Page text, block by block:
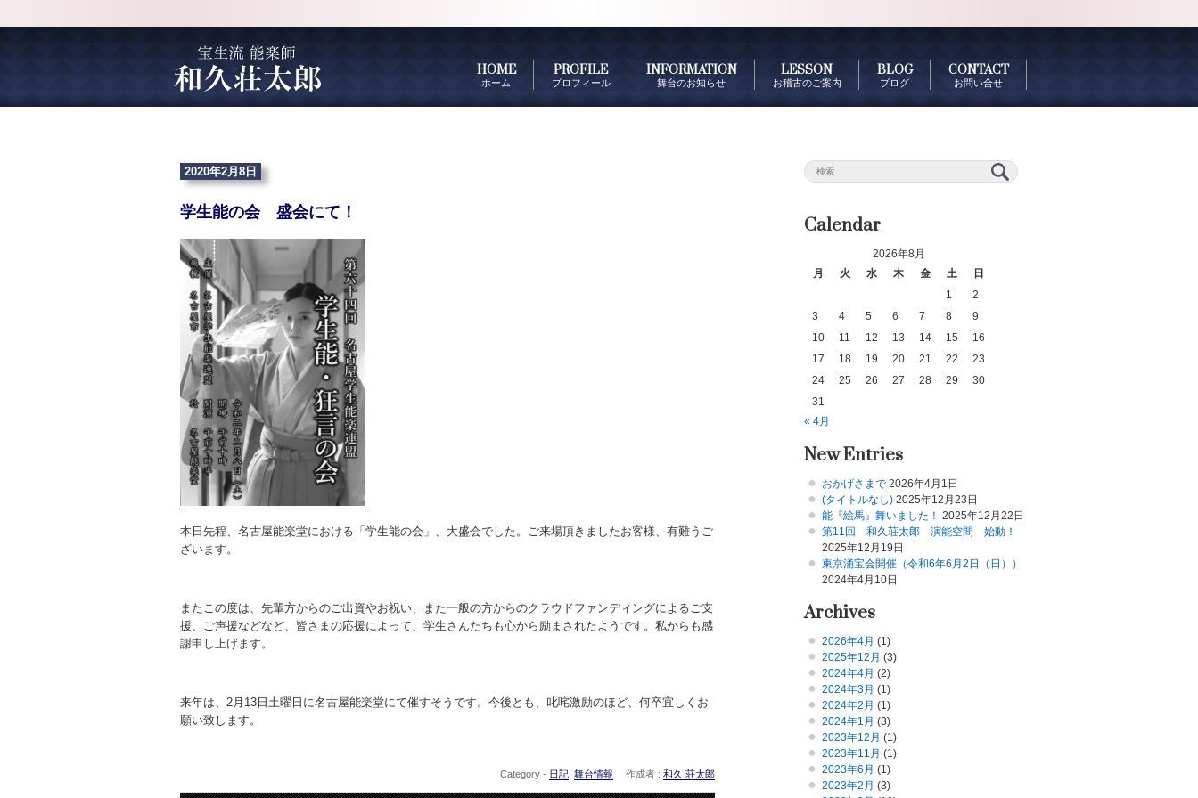
HOME
ホーム
PROFILE
プロフィール
INFORMATION
舞台のお知らせ
LESSON
お稽古のご案内
BLOG
ブログ
CONTACT
お問い合せ
2020年2月8日
学生能の会 盛会にて！
本日先程、名古屋能楽堂における「学生能の会」、大盛会でした。ご来場頂きましたお客様、有難うご
ざいます。
またこの度は、先輩方からのご出資やお祝い、また一般の方からのクラウドファンディングによるご支
援、ご声援などなど、皆さまの応援によって、学生さんたちも心から励まされたようです。私からも感
謝申し上げます。
来年は、2月13日土曜日に名古屋能楽堂にて催すそうです。今後とも、叱咤激励のほど、何卒宜しくお
願い致します。
Category - 日記, 舞台情報 作成者 : 和久 荘太郎
Calendar
2026年8月
月
火 水 木 金 土
日
1
2
3
4 5 6 7 8
9
10
11 12 13 14 15
16
17
18 19 20 21 22
23
24
25 26 27 28 29
30
31
« 4月
New Entries
おかげさまで 2026年4月1日
(タイトルなし) 2025年12月23日
能『絵馬』舞いました！ 2025年12月22日
第11回 和久荘太郎 演能空間 始動！
2025年12月19日
東京涌宝会開催（令和6年6月2日（日））
2024年4月10日
Archives
2026年4月 (1)
2025年12月 (3)
2024年4月 (2)
2024年3月 (1)
2024年2月 (1)
2024年1月 (3)
2023年12月 (1)
2023年11月 (1)
2023年6月 (1)
2023年2月 (3)